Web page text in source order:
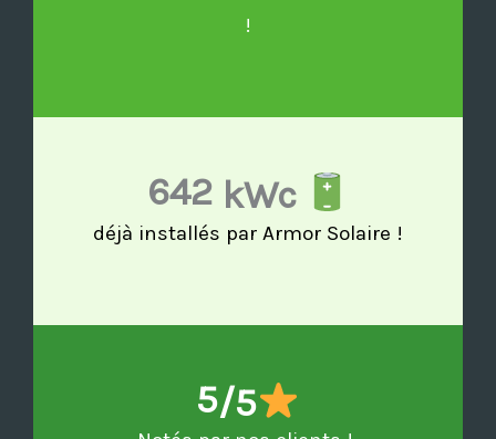
!
642 kWc
déjà installés par Armor Solaire !
5/5